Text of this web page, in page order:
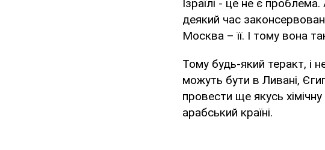
Ізраїлі - це не є
деякий час
Москва – її. І тому вона
Тому будь-який теракт, і
можуть бути в Ливані,
провести ще якусь
арабський країні.